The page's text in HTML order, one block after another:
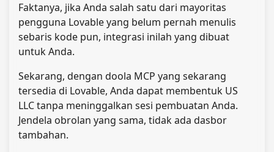
Faktanya, jika Anda salah satu dari mayoritas
pengguna Lovable yang belum pernah menulis
sebaris kode pun, integrasi inilah yang dibuat
untuk Anda.
Sekarang, dengan doola MCP yang sekarang
tersedia di Lovable, Anda dapat membentuk US
LLC tanpa meninggalkan sesi pembuatan Anda.
Jendela obrolan yang sama, tidak ada dasbor
tambahan.